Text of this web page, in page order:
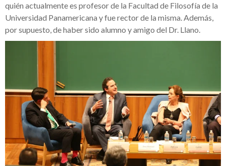
quién actualmente es profesor de la Facultad de Filosofía de la
Universidad Panamericana y fue rector de la misma. Además,
por supuesto, de haber sido alumno y amigo del Dr. Llano.